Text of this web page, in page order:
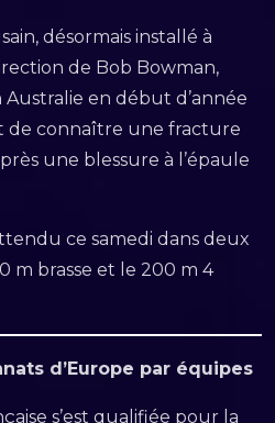
désormais installé à
de Bob Bowman,
Australie en début d’année
de connaître une fracture
une blessure à l’épaule
ce samedi dans deux
m brasse et le 200 m 4
d’Europe par équipes
s’est qualifiée pour la